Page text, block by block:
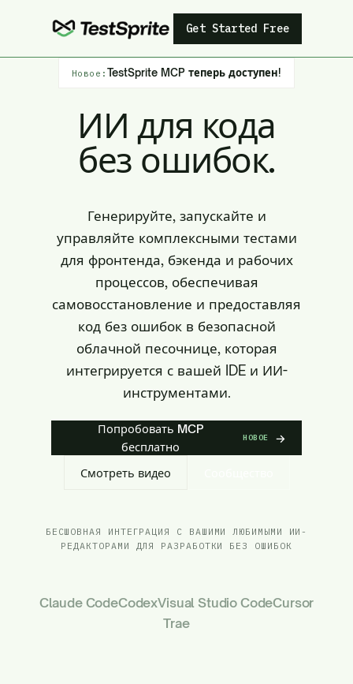
Get Started Free
Новое:TestSprite MCP теперь доступен!
ИИ для кода
без ошибок.
Генерируйте, запускайте и
управляйте комплексными тестами
для фронтенда, бэкенда и рабочих
процессов, обеспечивая
самовосстановление и предоставляя
код без ошибок в безопасной
облачной песочнице, которая
интегрируется с вашей IDE и ИИ-
инструментами.
Попробовать MCP
бесплатно
НОВОЕ →
Смотреть видео
БЕСШОВНАЯ ИНТЕГРАЦИЯ С ВАШИМИ ЛЮБИМЫМИ ИИ-
РЕДАКТОРАМИ ДЛЯ РАЗРАБОТКИ БЕЗ ОШИБОК
Claude CodeCodexVisual Studio CodeCursor
Trae